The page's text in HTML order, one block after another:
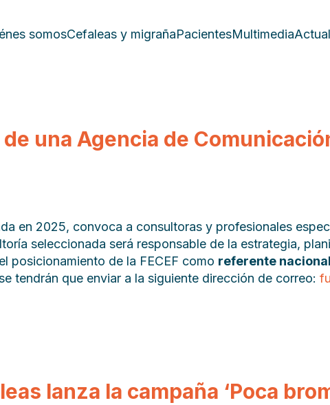
somosCefaleas y migrañaPacientesMultimedia
una Agencia de
en 2025, convoca a consultoras y profesionales
seleccionada será responsable de la estrategia,
posicionamiento de la FECEF como referente
tendrán que enviar a la siguiente dirección de correo:
lanza la campaña ‘Poca